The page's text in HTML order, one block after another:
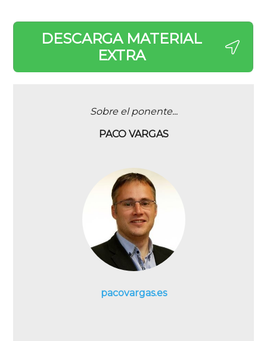
​​DESCARGA MATERIAL
EXTRA
Sobre el ponente...
PACO VARGAS
pacovargas.es